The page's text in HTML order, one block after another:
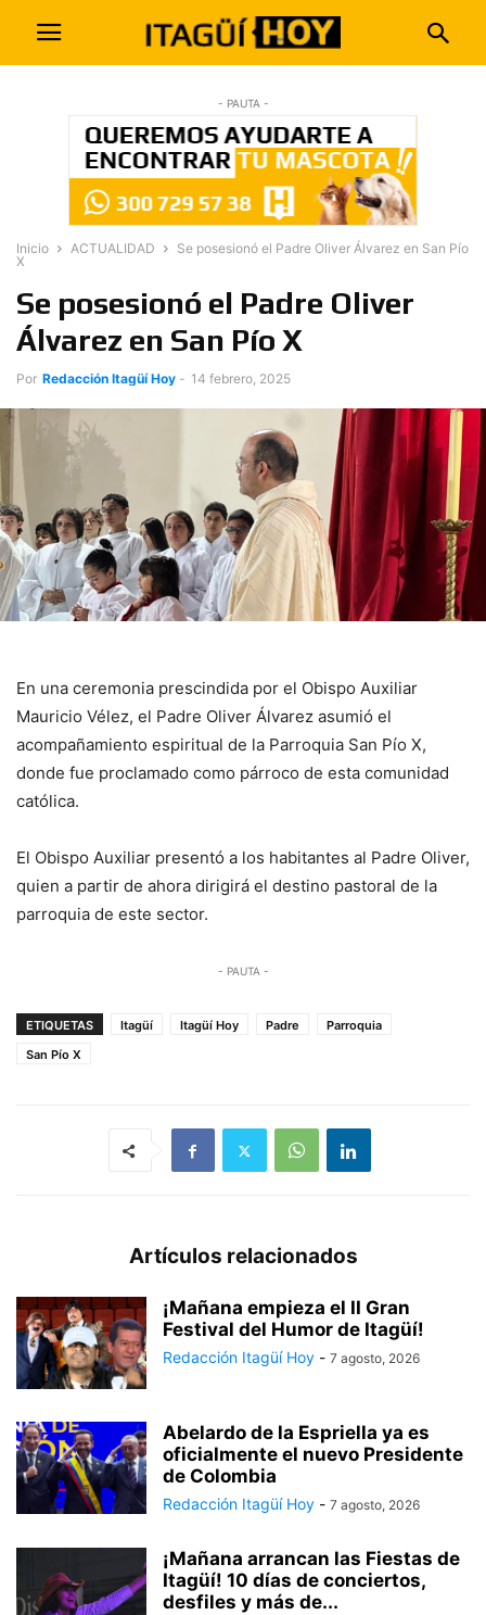
- PAUTA -
Inicio ACTUALIDAD
Se posesionó el Padre Oliver Álvarez en San Pío
X
Se posesionó el Padre Oliver
Álvarez en San Pío X
Por Redacción Itagüí Hoy - 14 febrero, 2025
En una ceremonia prescindida por el Obispo Auxiliar
Mauricio Vélez, el Padre Oliver Álvarez asumió el
acompañamiento espiritual de la Parroquia San Pío X,
donde fue proclamado como párroco de esta comunidad
católica.
El Obispo Auxiliar presentó a los habitantes al Padre Oliver,
quien a partir de ahora dirigirá el destino pastoral de la
parroquia de este sector.
- PAUTA -
ETIQUETAS Itagüí Itagüí Hoy Padre
Parroquia
San Pío X
Artículos relacionados
¡Mañana empieza el II Gran
Festival del Humor de Itagüí!
Redacción Itagüí Hoy - 7 agosto, 2026
Abelardo de la Espriella ya es
oficialmente el nuevo Presidente
de Colombia
Redacción Itagüí Hoy - 7 agosto, 2026
¡Mañana arrancan las Fiestas de
Itagüí! 10 días de conciertos,
desfiles y más de...